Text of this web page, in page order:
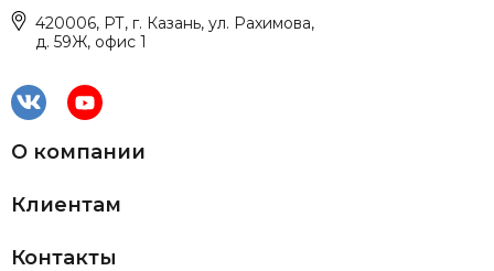
420006, РТ, г. Казань, ул. Рахимова,
д. 59Ж, офис 1
О компании
Клиентам
Контакты